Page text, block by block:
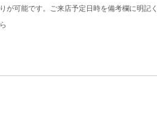
が可能です。ご来店予定日時を備考欄に明記く